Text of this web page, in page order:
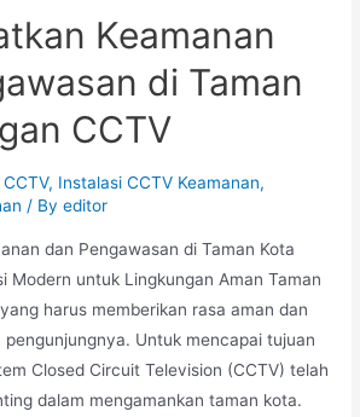
Keamanan
di Taman
CCTV
CCTV, Instalasi CCTV Keamanan,
/ Byeditor
dan Pengawasan di Taman Kota
Modern untuk Lingkungan Aman Taman
harus memberikan rasa aman dan
pengunjungnya. Untuk mencapai tujuan
Closed Circuit Television (CCTV) telah
dalam mengamankan taman kota.